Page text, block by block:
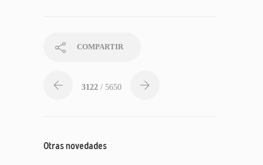
COMPARTIR
3122 / 5650
Otras novedades